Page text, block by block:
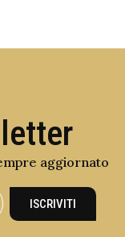
aggiornato
ISCRIVITI